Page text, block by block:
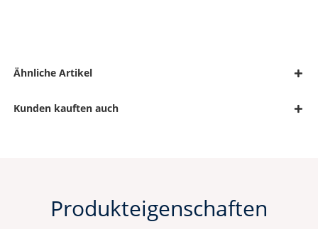
Ähnliche Artikel
Kunden kauften auch
Produkteigenschaften